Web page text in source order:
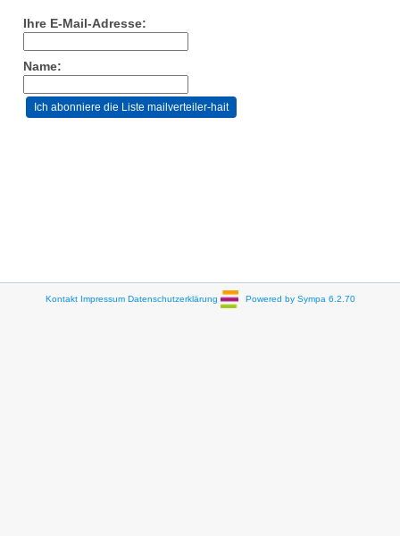
Ihre E-Mail-Adresse:
Name:
Kontakt Impressum Datenschutzerklärung Powered by Sympa 6.2.70